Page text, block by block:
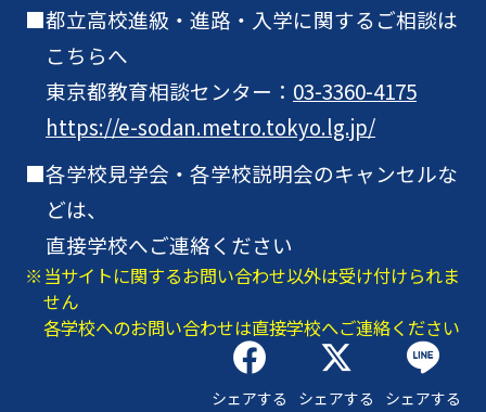
都立高校進級・進路・入学に関するご相談は
こちらへ
東京都教育相談センター： 03-3360-4175
https://e-sodan.metro.tokyo.lg.jp/
各学校見学会・各学校説明会のキャンセルな
どは、
直接学校へご連絡ください
当サイトに関するお問い合わせ以外は受け付けられま
せん
各学校へのお問い合わせは直接学校へご連絡ください
シェアする シェアする シェアする